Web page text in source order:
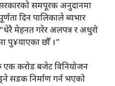
समपूरक अनुदानमा
दिन पालिकाले ब्यभार
मेहनत गरेर अलपत्र र अधुरो
पु¥याएका छौँ ।”
एक करोड बजेट विनियोजन
सडक निर्माण गर्न भएको